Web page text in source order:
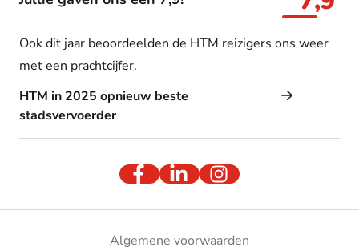
Ook dit jaar beoordeelden de HTM reizigers ons weer
met een prachtcijfer.
HTM in 2025 opnieuw beste
stadsvervoerder
Algemene voorwaarden